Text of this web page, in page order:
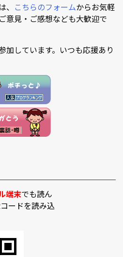
こちらのフォームからお気軽
意見・ご感想なども大歓迎で
加しています。いつも応援あり
端末でも読ん
ードを読み込